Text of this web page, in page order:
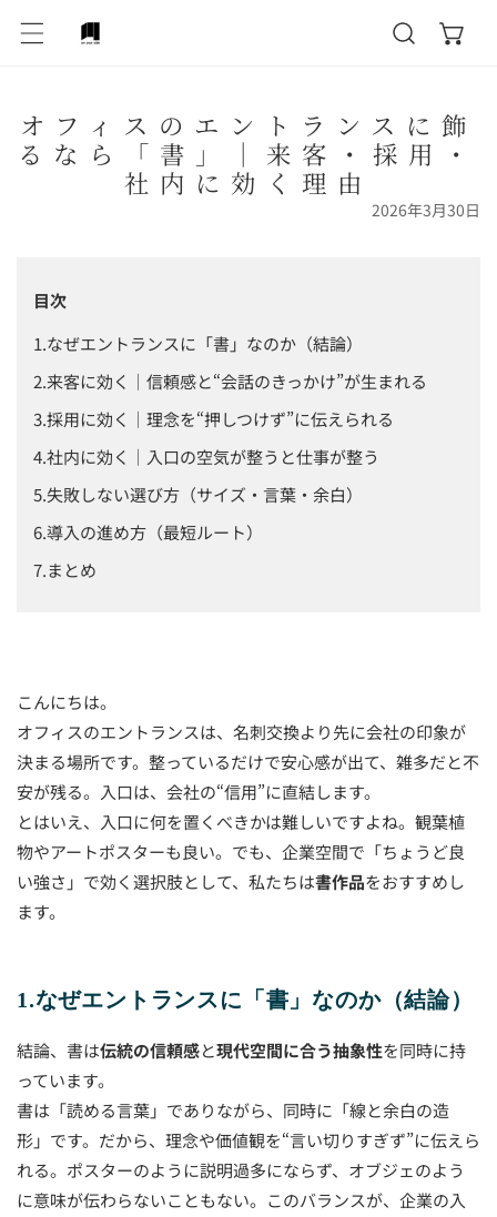
ンツにスキップ
オフィスのエントランスに飾
るなら「書」｜来客・採用・
社内に効く理由
2026年3月30日
目次
なぜエントランスに「書」なのか（結論）
来客に効く｜信頼感と“会話のきっかけ”が生まれる
採用に効く｜理念を“押しつけず”に伝えられる
社内に効く｜入口の空気が整うと仕事が整う
失敗しない選び方（サイズ・言葉・余白）
導入の進め方（最短ルート）
まとめ
こんにちは。
オフィスのエントランスは、名刺交換より先に会社の印象が
決まる場所です。整っているだけで安心感が出て、雑多だと不
安が残る。入口は、会社の“信用”に直結します。
とはいえ、入口に何を置くべきかは難しいですよね。観葉植
物やアートポスターも良い。でも、企業空間で「ちょうど良
い強さ」で効く選択肢として、私たちは書作品をおすすめし
ます。
1.なぜエントランスに「書」なのか（結論）
結論、書は伝統の信頼感と現代空間に合う抽象性を同時に持
っています。
書は「読める言葉」でありながら、同時に「線と余白の造
形」です。だから、理念や価値観を“言い切りすぎず”に伝えら
れる。ポスターのように説明過多にならず、オブジェのよう
に意味が伝わらないこともない。このバランスが、企業の入